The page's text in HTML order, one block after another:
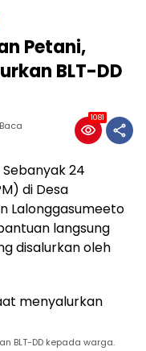
Petani,
BLT-DD
1081
Sebanyak 24
di Desa
Lalonggasumeeto
langsung
disalurkan oleh
BLT-DD kepada warga.